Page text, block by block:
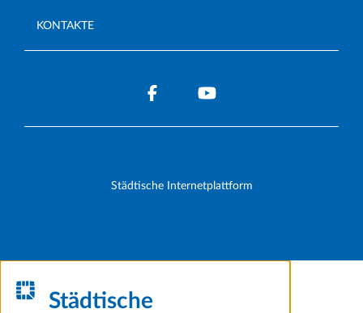
KONTAKTE
Städtische Internetplattform
Städtische